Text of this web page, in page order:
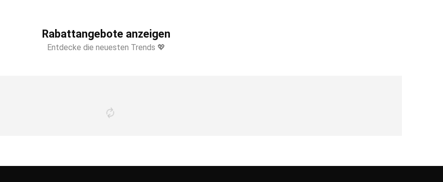
Rabattangebote anzeigen
Entdecke die neuesten Trends 💖